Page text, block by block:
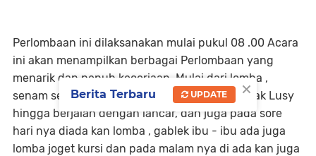
Perlombaan ini dilaksanakan mulai pukul 08 .00 Acara
ini akan menampilkan berbagai Perlombaan yang
menarik dan penuh keceriaan, Mulai dari lomba ,
senam sehat ibu - ibu ,Yang dipimpin oleh mbak Lusy
hingga berjalan dengan lancar, dan juga pada sore
hari nya diada kan lomba , gablek ibu - ibu ada juga
lomba joget kursi dan pada malam nya di ada kan juga
×
Berita Terbaru UPDATE